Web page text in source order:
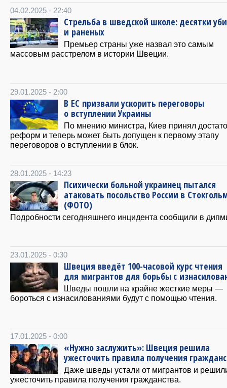
04.02.2025 - 22:40
Стрельба в шведской школе: десятки
и раненых
Премьер страны уже назвал это самым
массовым расстрелом в истории Швеции.
29.01.2025 - 2:00
В ЕС призвали ускорить переговоры
о вступлении Украины
По мнению министра, Киев принял
реформ и теперь может быть допущен к первому этапу
переговоров о вступлении в блок.
28.01.2025 - 14:23
Психически больной украинец пытался
атаковать посольство России в
(ФОТО)
Подробности сегодняшнего инцидента сообщили в
23.01.2025 - 0:30
Швеция введёт 100-часовой курс чтения
для мигрантов для борьбы с
Шведы пошли на крайне жесткие меры —
бороться с изнасилованиями будут с помощью чтения.
17.01.2025 - 0:00
«Нужно заслужить»: Швеция решила
ужесточить правила получения
Даже шведы устали от мигрантов и
ужесточить правила получения гражданства.